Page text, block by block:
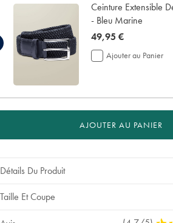
la
Si
vous
personnalisez
vous
ne
ni
ni
échange.
Ceinture Extensible
- Bleu Marine
now
49,95
€
49,95 €
Ajouter au Panier
AJOUTER AU PANIER
Détails Du Produit
Taille Et Coupe